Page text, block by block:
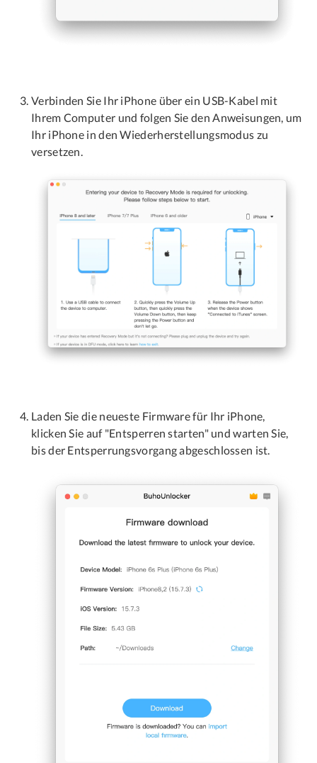
Verbinden Sie Ihr iPhone über ein USB-Kabel mit
Ihrem Computer und folgen Sie den Anweisungen, um
Ihr iPhone in den Wiederherstellungsmodus zu
versetzen.
Laden Sie die neueste Firmware für Ihr iPhone,
klicken Sie auf "Entsperren starten" und warten Sie,
bis der Entsperrungsvorgang abgeschlossen ist.